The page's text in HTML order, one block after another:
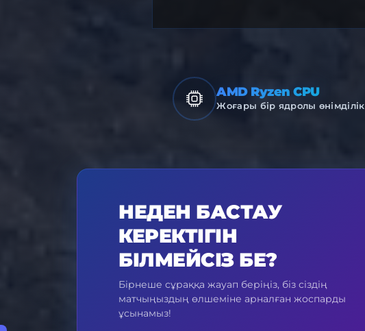
AMD Ryzen CPU
Жоғары бір ядролы өнімділік
НЕДЕН БАСТАУ
КЕРЕКТІГІН
БІЛМЕЙСІЗ БЕ?
Бірнеше сұраққа жауап беріңіз, біз сіздің
матчыңыздың өлшеміне арналған жоспарды
ұсынамыз!